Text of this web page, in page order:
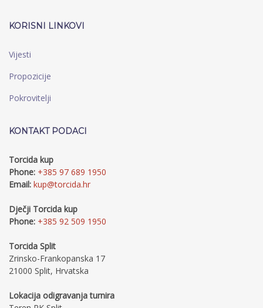
KORISNI LINKOVI
Vijesti
Propozicije
Pokrovitelji
KONTAKT PODACI
Torcida kup
Phone: +385 97 689 1950
Email: kup@torcida.hr
Dječji Torcida kup
Phone: +385 92 509 1950
Torcida Split
Zrinsko-Frankopanska 17
21000 Split, Hrvatska
Lokacija odigravanja turnira